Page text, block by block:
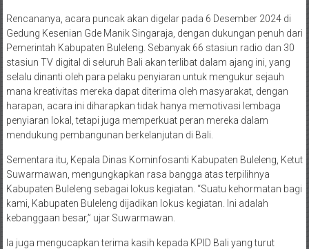
Rencananya, acara puncak akan digelar pada 6 Desember 2024 di
Gedung Kesenian Gde Manik Singaraja, dengan dukungan penuh dari
Pemerintah Kabupaten Buleleng. Sebanyak 66 stasiun radio dan 30
stasiun TV digital di seluruh Bali akan terlibat dalam ajang ini, yang
selalu dinanti oleh para pelaku penyiaran untuk mengukur sejauh
mana kreativitas mereka dapat diterima oleh masyarakat, dengan
harapan, acara ini diharapkan tidak hanya memotivasi lembaga
penyiaran lokal, tetapi juga memperkuat peran mereka dalam
mendukung pembangunan berkelanjutan di Bali.
Sementara itu, Kepala Dinas Kominfosanti Kabupaten Buleleng, Ketut
Suwarmawan, mengungkapkan rasa bangga atas terpilihnya
Kabupaten Buleleng sebagai lokus kegiatan. “Suatu kehormatan bagi
kami, Kabupaten Buleleng dijadikan lokus kegiatan. Ini adalah
kebanggaan besar,” ujar Suwarmawan.
Ia juga mengucapkan terima kasih kepada KPID Bali yang turut